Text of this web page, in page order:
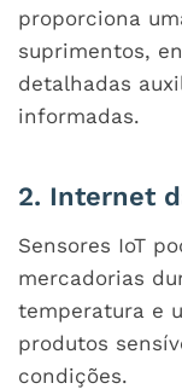
proporciona
suprimentos,
detalhadas
informadas.
2. Internet
Sensores IoT
mercadorias
temperatura e
produtos
condições.